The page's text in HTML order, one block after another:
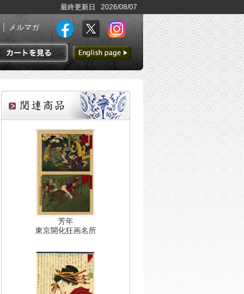
最終更新日 2026/08/07
メルマガ
カートを見る
英語ページへ
芳年
東京開化狂画名所